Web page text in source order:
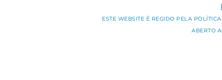
ESTE WEBSITE É REGIDO PELA
ABERTO